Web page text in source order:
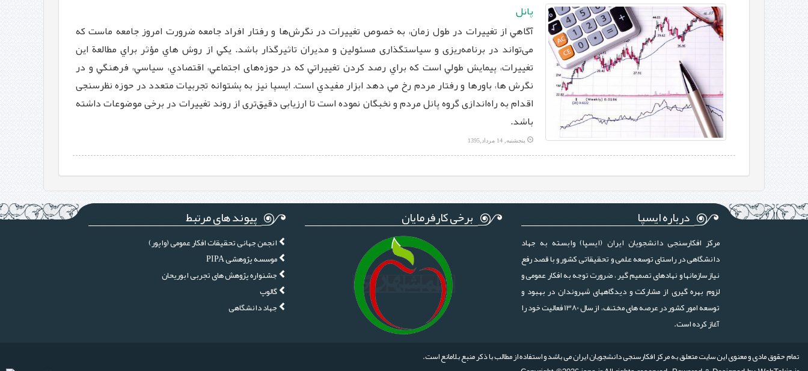
پانل
آگاهي از تغييرات در طول زمان، به خصوص تغييرات در نگرش‌ها و رفتار افراد جامعه ضرورت امروز جامعه ماست که
می‌تواند در برنامه‌ریزی و سیاستگذاری مسئولین و مدیران تاثیرگذار باشد. يكي از روش هاي مؤثر براي مطالعة اين
تغييرات، پيمايش طولي است كه براي رصد كردن تغييراتي كه در حوزه‌‌های اجتماعي، اقتصادي، سياسي، فرهنگي و در
نگرش ها، باورها و رفتار مردم رخ مي دهد ابزار مفيدي است. ایسپا نیز به پشتوانه تجربیات متعدد در حوزه نظرسنجی
اقدام به راه‌اندازی گروه پانل مردم و نخبگان نموده است تا ارزیابی دقیق‌تری از روند تغییرات در برخی موضوعات داشته
باشد.
پنجشنبه, 14 مرداد,1395
درباره ایسپا
مرکز افکارسنجی دانشجویان ایران (ایسپا) وابسته به جهاد
دانشگاهی در راستای توسعه علمی و تحقیقاتی کشور و با قصد رفع
نیاز سازمانها و نهادهای تصمیم گیر ، ضرورت توجه به افکار عمومی و
لزوم بهره گیری از مشارکت و دیدگاههای شهروندان در بهبود و
توسعه امور کشور در عرصه های مختلف، از سال 1380 فعالیت خود را
آغاز کرده است.
برخی کارفرمایان پیوند های مرتبط
انجمن جهانی تحقیقات افکار عمومی (واپور)
موسسه پژوهشی PIPA
جشنواره پژوهش های تجربی ابوریحان
گالوپ
جهاد دانشگاهی
تمام حقوق مادی و معنوی این سایت متعلق به مرکز افکارسنجی دانشجویان ایران می باشد و استفاده از مطالب با ذکر منبع بلامانع است.